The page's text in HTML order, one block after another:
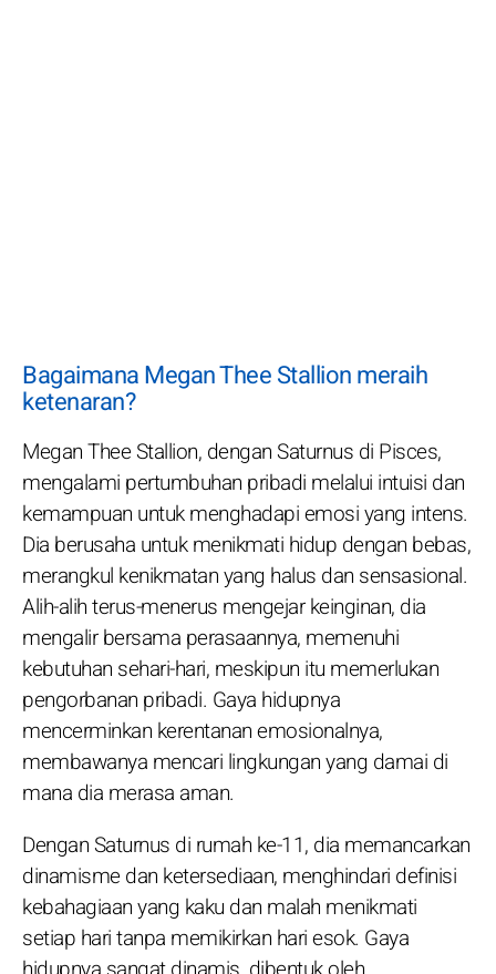
Bagaimana Megan Thee Stallion meraih
ketenaran?
Megan Thee Stallion, dengan Saturnus di Pisces,
mengalami pertumbuhan pribadi melalui intuisi dan
kemampuan untuk menghadapi emosi yang intens.
Dia berusaha untuk menikmati hidup dengan bebas,
merangkul kenikmatan yang halus dan sensasional.
Alih-alih terus-menerus mengejar keinginan, dia
mengalir bersama perasaannya, memenuhi
kebutuhan sehari-hari, meskipun itu memerlukan
pengorbanan pribadi. Gaya hidupnya
mencerminkan kerentanan emosionalnya,
membawanya mencari lingkungan yang damai di
mana dia merasa aman.
Dengan Saturnus di rumah ke-11, dia memancarkan
dinamisme dan ketersediaan, menghindari definisi
kebahagiaan yang kaku dan malah menikmati
setiap hari tanpa memikirkan hari esok. Gaya